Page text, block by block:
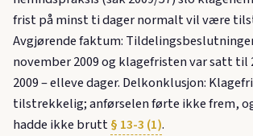
frist på minst ti dager normalt vil være
Avgjørende faktum:
november 2009 og klagefristen var satt til
2009 – elleve dager. Delkonklusjon:
tilstrekkelig; anførselen førte ikke frem,
hadde ikke brutt§ 13-3 (1).